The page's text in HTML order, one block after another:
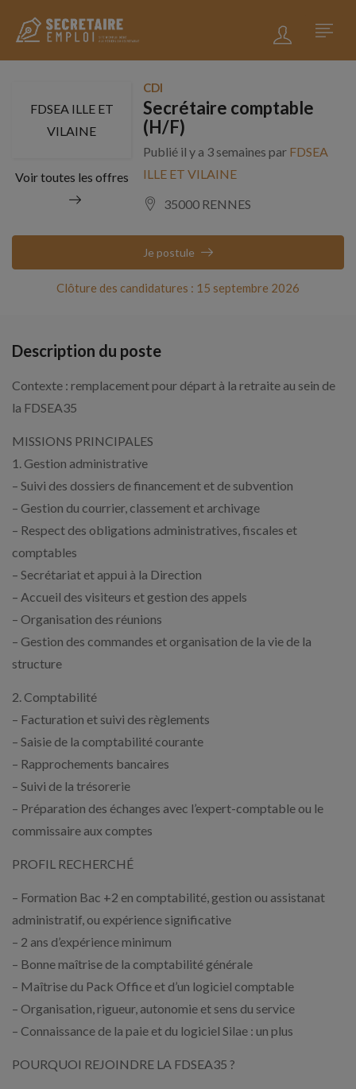
FDSEA ILLE ET
VILAINE
Voir toutes les offres
CDI
Secrétaire comptable
(H/F)
Publié il y a 3 semaines par FDSEA
ILLE ET VILAINE
35000 RENNES
Clôture des candidatures : 15 septembre 2026
Je postule
Description du poste
Contexte : remplacement pour départ à la retraite au sein de
la FDSEA35
MISSIONS PRINCIPALES
1. Gestion administrative
– Suivi des dossiers de financement et de subvention
– Gestion du courrier, classement et archivage
– Respect des obligations administratives, fiscales et
comptables
– Secrétariat et appui à la Direction
– Accueil des visiteurs et gestion des appels
– Organisation des réunions
– Gestion des commandes et organisation de la vie de la
structure
2. Comptabilité
– Facturation et suivi des règlements
– Saisie de la comptabilité courante
– Rapprochements bancaires
– Suivi de la trésorerie
– Préparation des échanges avec l’expert-comptable ou le
commissaire aux comptes
PROFIL RECHERCHÉ
– Formation Bac +2 en comptabilité, gestion ou assistanat
administratif, ou expérience significative
– 2 ans d’expérience minimum
– Bonne maîtrise de la comptabilité générale
– Maîtrise du Pack Office et d’un logiciel comptable
– Organisation, rigueur, autonomie et sens du service
– Connaissance de la paie et du logiciel Silae : un plus
POURQUOI REJOINDRE LA FDSEA35 ?